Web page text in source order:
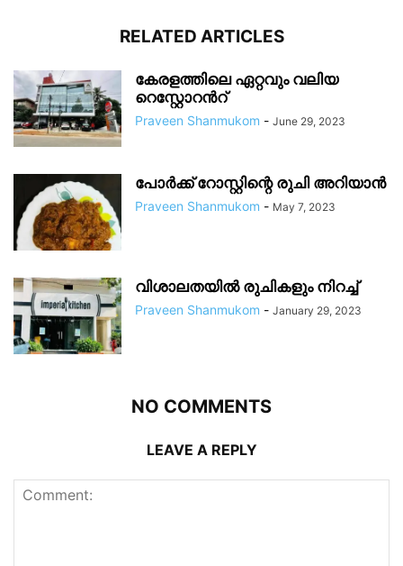
RELATED ARTICLES
കേരളത്തിലെ ഏറ്റവും വലിയ
റെസ്റ്റോറൻറ്
Praveen Shanmukom - June 29, 2023
പോർക്ക് റോസ്റ്റിന്റെ രുചി അറിയാൻ
Praveen Shanmukom - May 7, 2023
വിശാലതയിൽ രുചികളും നിറച്ച്
Praveen Shanmukom - January 29, 2023
NO COMMENTS
LEAVE A REPLY